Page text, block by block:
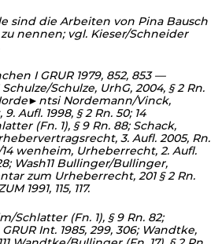
sind die Arbeiten von Pina Bausch
nennen; vgl. Kieser/Schneider
I GRUR 1979, 852, 853 —
Schulze/Schulze, UrhG, 2004, § 2 Rn.
Nordemann/Vinck,
Aufl. 1998, § 2 Rn. 50; 14
(Fn. 1), § 9 Rn. 88; Schack,
3. Aufl. 2005, Rn.
14 wenheim, Urheberrecht, 2. Aufl.
Wash11 Bullinger/Bullinger,
zum Urheberrecht, 201 § 2 Rn.
1991, 115, 117.
Schlatter (Fn. 1), § 9 Rn. 82;
Int. 1985, 299, 306; Wandtke,